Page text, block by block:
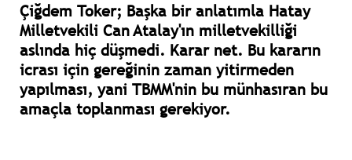
Çiğdem Toker; Başka bir anlatımla Hatay
Milletvekili Can Atalay'ın milletvekilliği
aslında hiç düşmedi. Karar net. Bu kararın
icrası için gereğinin zaman yitirmeden
yapılması, yani TBMM'nin bu münhasıran bu
amaçla toplanması gerekiyor.